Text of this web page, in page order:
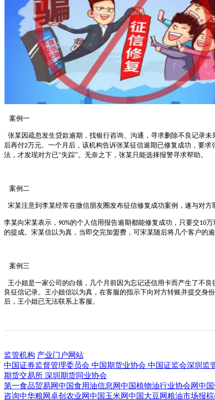
案例一
张某因疏忽发生贷款逾期，找银行咨询、沟通，寻求删除不良记录未
后再付2万元。 一个月后，该机构告诉张某征信逾期已修复成功，要
法，才发现对方已“失踪”。无奈之下，张某只能选择报警寻求帮助。
案例二
宋某注意到李某经常在微信朋友圈发布征信修复成功案例，遂与对方
李某向宋某表示， 90%的个人信用报告逾期都能修复成功，只要交10万
的提成。宋某信以为真，当即交完加盟费，可宋某随后将几个客户的
案例三
王小姐是一家公司的白领，几个月前因为忘记还信用卡而产生了不
良征信记录。王小姐信以为真，在客服的指示下向对方转账并提交身
后，王小姐已无法联系上客服。
监管机构 产业门户网站
中国证券监督管理委员会 中国期货业协会 中国证监会深圳监
期货交易所 深圳期货同业协会
第一食品贸易网中国食用油信息网中国植物油行业协会网中
咨询中华粮网卓创农业网中国玉米网中国大豆网粮油市场报